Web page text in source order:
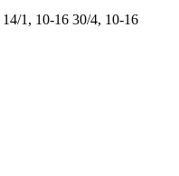
14/1, 10-16 30/4, 10-16